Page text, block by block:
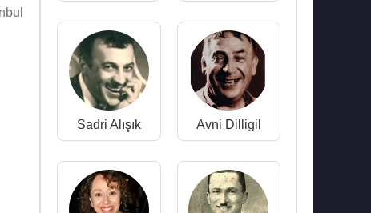
Sadri Alışık Avni Dilligil